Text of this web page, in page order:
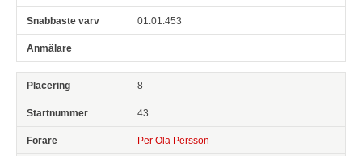
01:01.453
8
43
Per Ola Persson